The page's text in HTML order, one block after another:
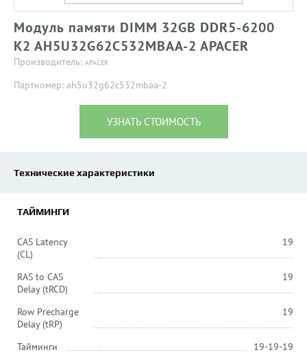
Модуль памяти DIMM 32GB DDR5-6200
K2 AH5U32G62C532MBAA-2 APACER
Производитель: APACER
Партномер: ah5u32g62c532mbaa-2
УЗНАТЬ СТОИМОСТЬ
Технические характеристики
ТАЙМИНГИ
CAS Latency
(CL)
19
RAS to CAS
Delay (tRCD)
19
Row Precharge
Delay (tRP)
19
Тайминги 19-19-19